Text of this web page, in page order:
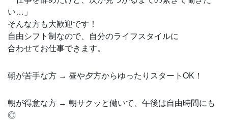
い…」
そんな方も大歓迎です！
自由シフト制なので、自分のライフスタイルに
合わせてお仕事できます。
朝が苦手な方 → 昼や夕方からゆったりスタートOK！
朝が得意な方 → 朝サクッと働いて、午後は自由時間にも
◎